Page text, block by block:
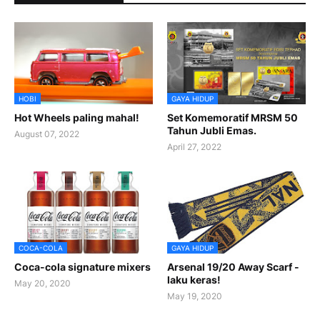
HOBI
Hot Wheels paling mahal!
August 07, 2022
GAYA HIDUP
Set Komemoratif MRSM 50
Tahun Jubli Emas.
April 27, 2022
COCA-COLA
Coca-cola signature mixers
May 20, 2020
GAYA HIDUP
Arsenal 19/20 Away Scarf -
laku keras!
May 19, 2020